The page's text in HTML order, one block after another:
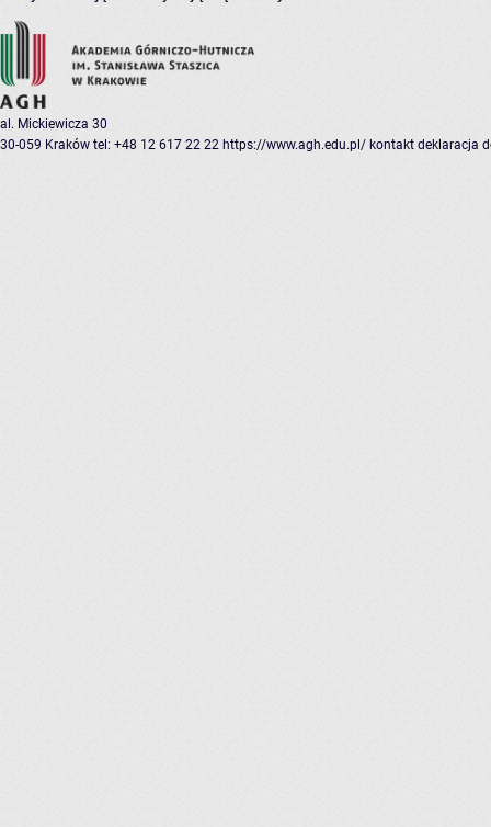
al. Mickiewicza 30
30-059 Kraków tel: +48 12 617 22 22 https://www.agh.edu.pl/ kontakt deklaracja